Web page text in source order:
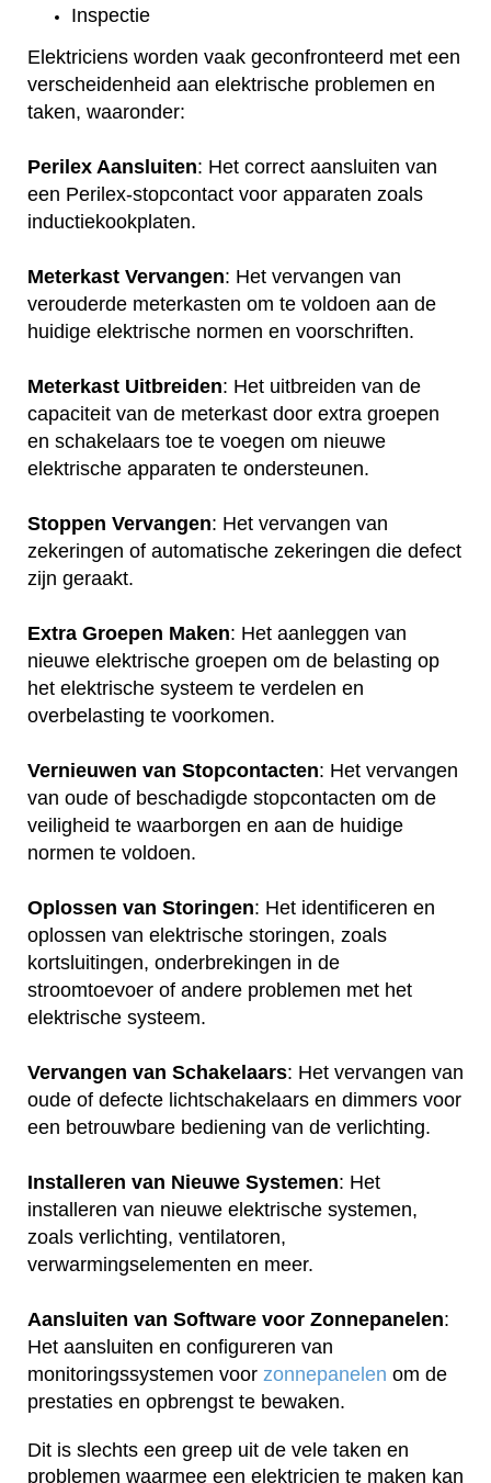
Inspectie
Elektriciens worden vaak geconfronteerd met een
verscheidenheid aan elektrische problemen en
taken, waaronder:
Perilex Aansluiten: Het correct aansluiten van
een Perilex-stopcontact voor apparaten zoals
inductiekookplaten.
Meterkast Vervangen: Het vervangen van
verouderde meterkasten om te voldoen aan de
huidige elektrische normen en voorschriften.
Meterkast Uitbreiden: Het uitbreiden van de
capaciteit van de meterkast door extra groepen
en schakelaars toe te voegen om nieuwe
elektrische apparaten te ondersteunen.
Stoppen Vervangen: Het vervangen van
zekeringen of automatische zekeringen die defect
zijn geraakt.
Extra Groepen Maken: Het aanleggen van
nieuwe elektrische groepen om de belasting op
het elektrische systeem te verdelen en
overbelasting te voorkomen.
Vernieuwen van Stopcontacten: Het vervangen
van oude of beschadigde stopcontacten om de
veiligheid te waarborgen en aan de huidige
normen te voldoen.
Oplossen van Storingen: Het identificeren en
oplossen van elektrische storingen, zoals
kortsluitingen, onderbrekingen in de
stroomtoevoer of andere problemen met het
elektrische systeem.
Vervangen van Schakelaars: Het vervangen van
oude of defecte lichtschakelaars en dimmers voor
een betrouwbare bediening van de verlichting.
Installeren van Nieuwe Systemen: Het
installeren van nieuwe elektrische systemen,
zoals verlichting, ventilatoren,
verwarmingselementen en meer.
Aansluiten van Software voor Zonnepanelen:
Het aansluiten en configureren van
monitoringssystemen voor zonnepanelen om de
prestaties en opbrengst te bewaken.
Dit is slechts een greep uit de vele taken en
problemen waarmee een elektricien te maken kan